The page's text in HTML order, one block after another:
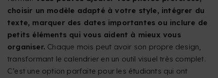
choisir un modèle adapté à votre style, intégrer du
texte, marquer des dates importantes ou inclure de
petits éléments qui vous aident à mieux vous
organiser. Chaque mois peut avoir son propre design,
transformant le calendrier en un outil visuel très complet.
C’est une option parfaite pour les étudiants qui ont